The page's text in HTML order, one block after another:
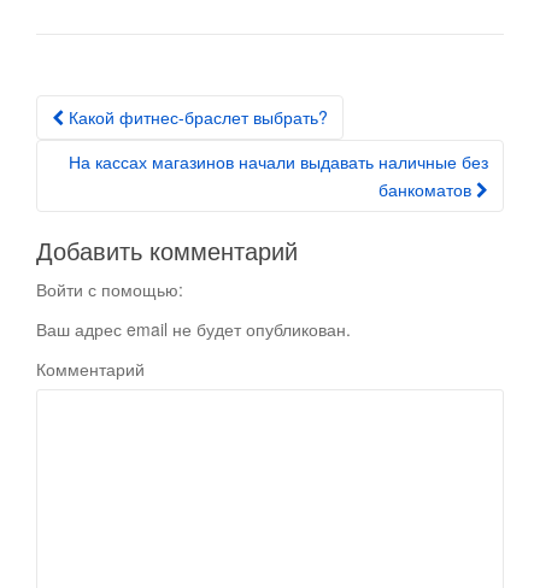
Post navigation
Какой фитнес-браслет выбрать?
На кассах магазинов начали выдавать наличные без
банкоматов
Добавить комментарий
Войти с помощью:
Ваш адрес email не будет опубликован.
Комментарий